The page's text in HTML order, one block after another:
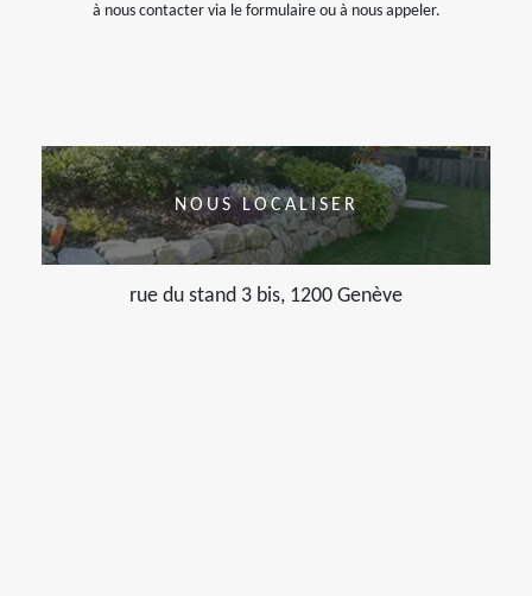
à nous contacter via le formulaire ou à nous appeler.
NOUS LOCALISER
rue du stand 3 bis, 1200 Genève